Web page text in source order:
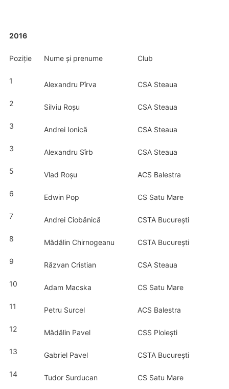
2016
Poziție Nume și prenume Club
1 Alexandru Pîrva CSA Steaua
2 Silviu Roșu CSA Steaua
3 Andrei Ionică CSA Steaua
3 Alexandru Sîrb CSA Steaua
5 Vlad Roșu ACS Balestra
6 Edwin Pop CS Satu Mare
7 Andrei Ciobănică CSTA București
8 Mădălin Chirnogeanu CSTA București
9 Răzvan Cristian CSA Steaua
10 Adam Macska CS Satu Mare
11 Petru Surcel ACS Balestra
12 Mădălin Pavel CSS Ploiești
13 Gabriel Pavel CSTA București
14 Tudor Surducan CS Satu Mare